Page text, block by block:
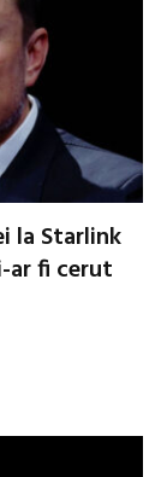
la Starlink
ar fi cerut